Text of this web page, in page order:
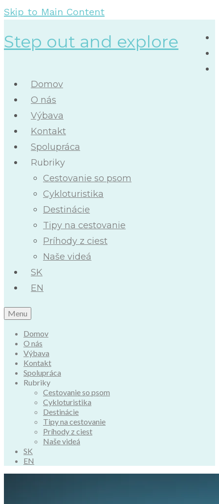
Skip to Main Content
Step out and explore
Domov
O nás
Výbava
Kontakt
Spolupráca
Rubriky
Cestovanie so psom
Cykloturistika
Destinácie
Tipy na cestovanie
Príhody z ciest
Naše videá
SK
EN
Menu
Domov
O nás
Výbava
Kontakt
Spolupráca
Rubriky
Cestovanie so psom
Cykloturistika
Destinácie
Tipy na cestovanie
Príhody z ciest
Naše videá
SK
EN